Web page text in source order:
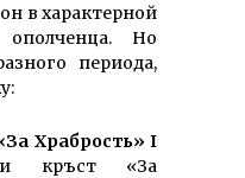
в характерной
ополченца. Но
периода,
Храбрость» I
кръст «За